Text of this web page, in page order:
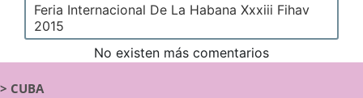
Feria Internacional De La Habana Xxxiii Fihav
2015
No existen más comentarios
> CUBA